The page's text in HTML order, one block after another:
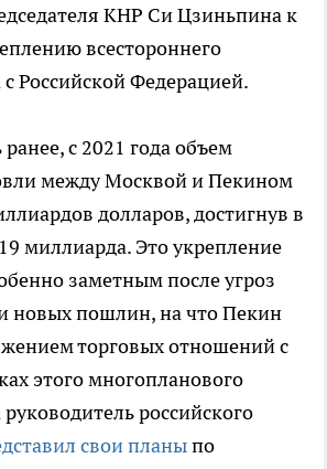
КНР Си Цзиньпина к
всестороннего
с Российской Федерацией.
с 2021 года объем
между Москвой и Пекином
долларов, достигнув в
миллиарда. Это укрепление
заметным после угроз
новых пошлин, на что Пекин
торговых отношений с
этого многопланового
российского
свои планыпо